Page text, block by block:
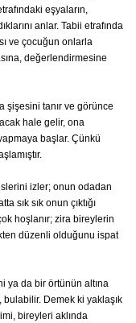
eşyaların,
anlar. Tabii etrafında
ve çocuğun onlarla
değerlendirmesine
şişesini tanır ve görünce
hale gelir, ona
başlar. Çünkü
izler; onun odadan
sık sık onun çıktığı
hoşlanır; zira bireylerin
düzenli olduğunu ispat
ya da bir örtünün altına
bulabilir. Demek ki yaklaşık
bireyleri aklında